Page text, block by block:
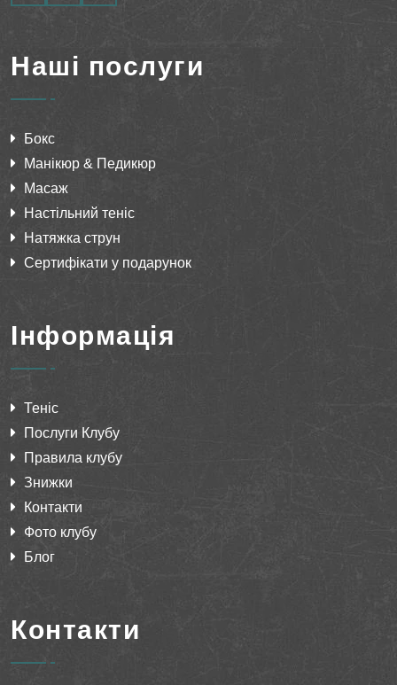
Наші послуги
Бокс
Манікюр & Педикюр
Масаж
Настільний теніс
Натяжка струн
Сертифікати у подарунок
Інформація
Теніс
Послуги Клубу
Правила клубу
Знижки
Контакти
Фото клубу
Блог
Контакти